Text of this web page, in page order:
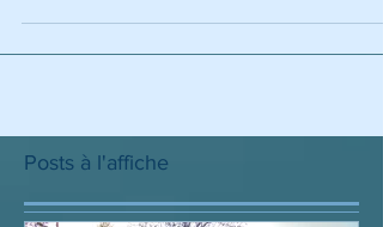
Posts à l'affiche